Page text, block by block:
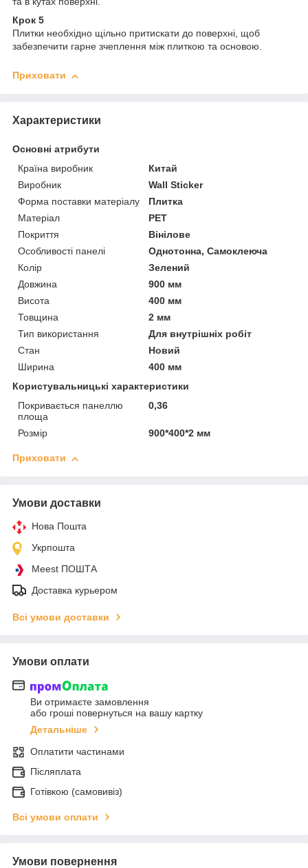
Крок 5
Плитки необхідно щільно притискати до поверхні, щоб
забезпечити гарне зчеплення між плиткою та основою.
Приховати
Характеристики
Основні атрибути
Країна виробник
Китай
Виробник
Wall Sticker
Форма поставки матеріалу
Плитка
Матеріал
PET
Покриття
Вінілове
Особливості панелі
Однотонна, Самоклеюча
Колір
Зелений
Довжина
900 мм
Висота
400 мм
Товщина
2 мм
Тип використання
Для внутрішніх робіт
Стан
Новий
Ширина
400 мм
Користувальницькі характеристики
Покривається панеллю
площа
0,36
Розмір 900*400*2 мм
Приховати
Умови доставки
Нова Пошта
Укрпошта
Meest ПОШТА
Доставка курьером
Всі умови доставки
Умови оплати
Ви отримаєте замовлення
або гроші повернуться на вашу картку
Детальніше
Оплатити частинами
Післяплата
Готівкою (самовивіз)
Всі умови оплати
Умови повернення